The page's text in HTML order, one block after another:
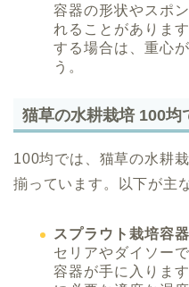
容器の形状やスポ
れることがありま
する場合は、重心
う。
猫草の水耕栽培 100均
100均では、猫草の水耕
揃っています。以下が主
スプラウト栽培容器
セリアやダイソー
容器が手に入りま